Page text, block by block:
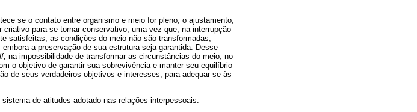
se o contato entre organismo e meio for pleno, o ajustamento,
para se tornar conservativo, uma vez que, na interrupção
satisfeitas, as condições do meio não são transformadas,
embora a preservação de sua estrutura seja garantida. Desse
na impossibilidade de transformar as circunstâncias do meio, no
o objetivo de garantir sua sobrevivência e manter seu equilíbrio
de seus verdadeiros objetivos e interesses, para adequar-se às
de atitudes adotado nas relações interpessoais: